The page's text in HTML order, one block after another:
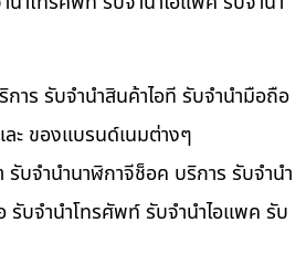
าร รับจำนำสินค้าไอที รับจำนำมือถือ
ะ ของแบรนด์เนมต่างๆ
บจำนำนาฬิกาจีช็อค บริการ รับจำนำ
รับจำนำโทรศัพท์ รับจำนำไอแพค รับ